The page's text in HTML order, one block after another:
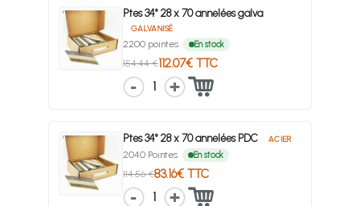
Ptes 34° 28 x 70 annelées galva
GALVANISÉ
2200 pointes En stock
154.44 €112.07€ TTC
1
Ptes 34° 28 x 70 annelées PDC ACIER
2040 Pointes En stock
114.56 €83.16€ TTC
1